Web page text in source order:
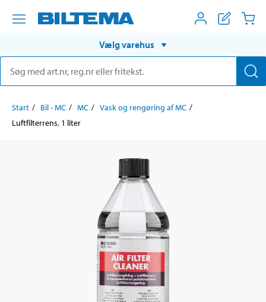
Vælg varehus
Start Bil - MC MC
Vask og rengøring af MC
Luftfilterrens, 1 liter